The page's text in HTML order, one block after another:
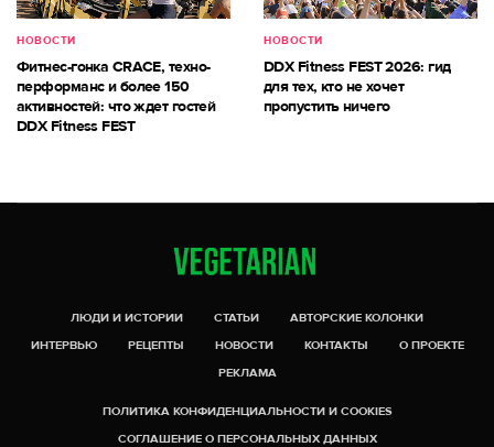
НОВОСТИ
Фитнес-гонка CRACE, техно-
перформанс и более 150
активностей: что ждет гостей
DDX Fitness FEST
НОВОСТИ
DDX Fitness FEST 2026: гид
для тех, кто не хочет
пропустить ничего
ЛЮДИ И ИСТОРИИ СТАТЬИ
АВТОРСКИЕ КОЛОНКИ
ИНТЕРВЬЮ
РЕЦЕПТЫ НОВОСТИ КОНТАКТЫ
О ПРОЕКТЕ
РЕКЛАМА
ПОЛИТИКА КОНФИДЕНЦИАЛЬНОСТИ И COOKIES
СОГЛАШЕНИЕ О ПЕРСОНАЛЬНЫХ ДАННЫХ